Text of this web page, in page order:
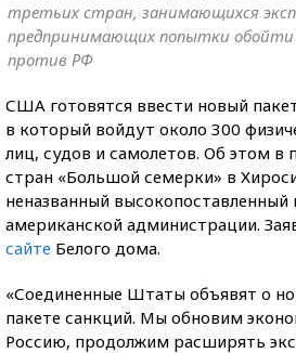
третьих стран, занимающихся
предпринимающих попытки
против РФ
США готовятся ввести новый
в который войдут около 300
лиц, судов и самолетов. Об этом
стран «Большой семерки» в
неназванный высокопоставленный
американской администрации.
сайте Белого дома.
«Соединенные Штаты объявят о
пакете санкций. Мы обновим
Россию, продолжим расширять